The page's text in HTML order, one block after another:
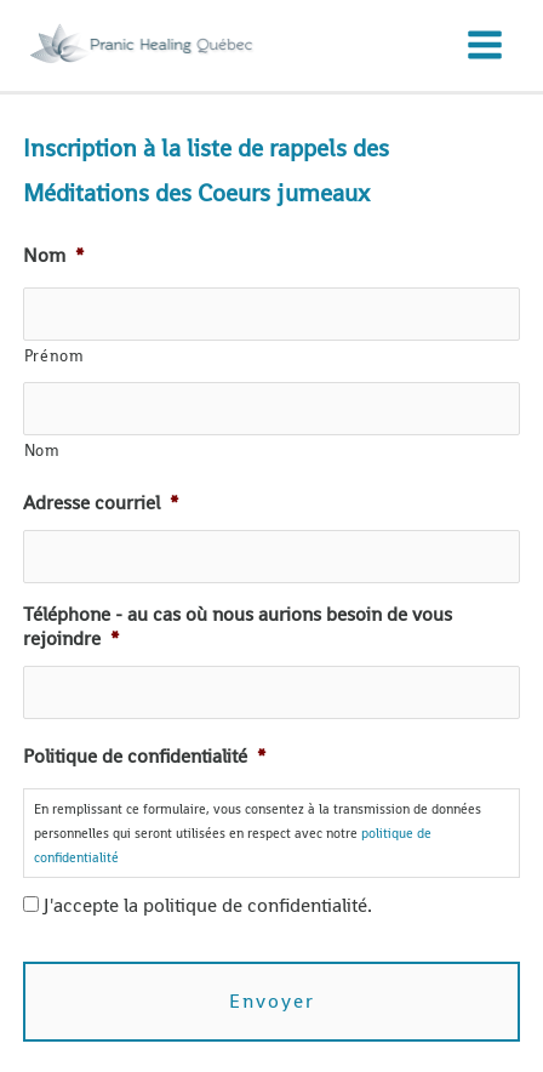
Inscription à la liste de rappels des
Méditations des Coeurs jumeaux
Nom *
Prénom
Nom
Adresse courriel *
Téléphone - au cas où nous aurions besoin de vous
rejoindre *
Politique de confidentialité *
En remplissant ce formulaire, vous consentez à la transmission de données
personnelles qui seront utilisées en respect avec notre politique de
confidentialité
J'accepte la politique de confidentialité.